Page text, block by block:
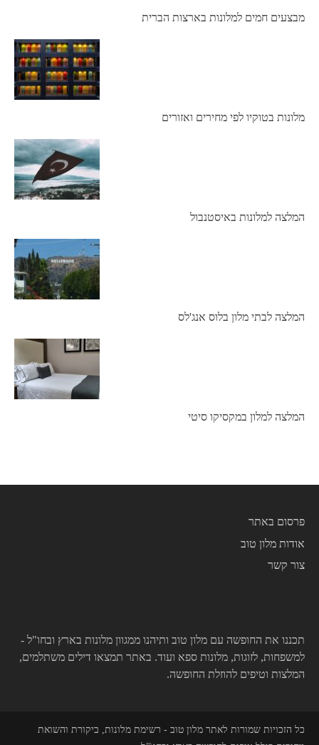
מבצעים חמים למלונות בארצות הברית
מלונות בטוקיו לפי מחירים ואזורים
המלצה למלונות באיסטנבול
המלצה לבתי מלון בלוס אנג'לס
המלצה למלון במקסיקו סיטי
פרסום באתר
אודות מלון טוב
צור קשר
תכננו את החופשה עם מלון טוב ותיהנו ממגוון מלונות בארץ ובחו"ל -
למשפחות, לזוגות, מלונות ספא ועוד. באתר תמצאו דילים משתלמים,
המלצות וטיפים להוזלת החופשה.
כל הזכויות שמורות לאתר מלון טוב - רשימת מלונות, ביקורת והשואת